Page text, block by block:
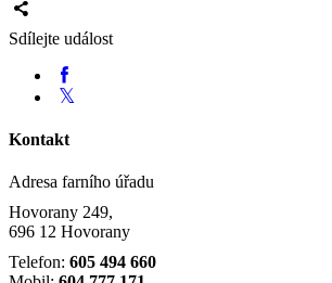
Sdílejte událost
Kontakt
Adresa farního úřadu
Hovorany 249,
696 12 Hovorany
Telefon: 605 494 660